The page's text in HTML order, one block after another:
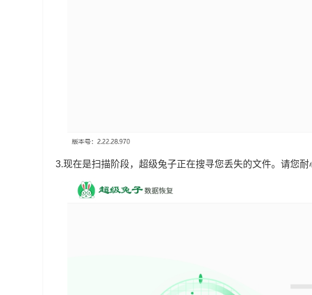
3.现在是扫描阶段，超级兔子正在搜寻您丢失的文件。请您耐